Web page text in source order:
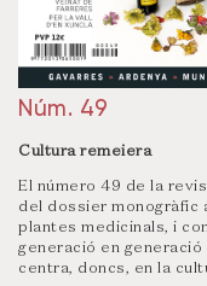
Núm. 49
Cultura remeiera
El número 49 de la
del dossier monogràfic
plantes medicinals, i
generació en
centra, doncs, en la